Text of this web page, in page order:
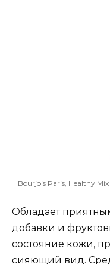
Bourjois Paris, Healthy
Обладает
добавки и
состояние кожи,
сияющий вид.